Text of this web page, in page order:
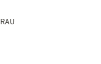
RAU